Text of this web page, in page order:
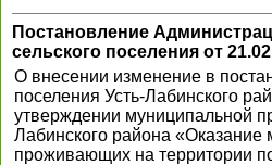
Постановление
сельского поселения от
О внесении изменение в
поселения Усть-Лабинского
утверждении муниципальной
Лабинского района
проживающих на территории